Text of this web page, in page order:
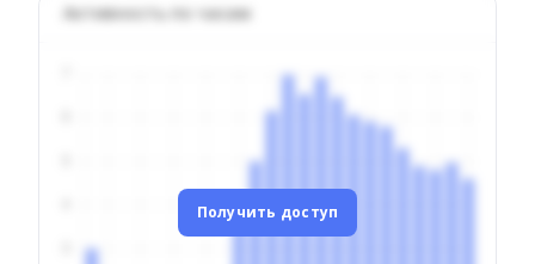
Активность по часам
Получить доступ